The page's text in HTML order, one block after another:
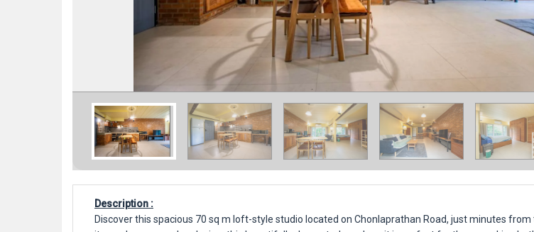
Description :
Discover this spacious 70 sq m loft-style studio located on Chonlaprathan Road, just minutes